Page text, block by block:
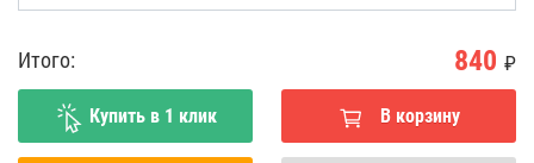
Итого: 840 ₽
Купить в 1 клик В корзину